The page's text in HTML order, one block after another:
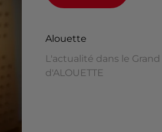
Alouette
L'actualité dans le
d'ALOUETTE